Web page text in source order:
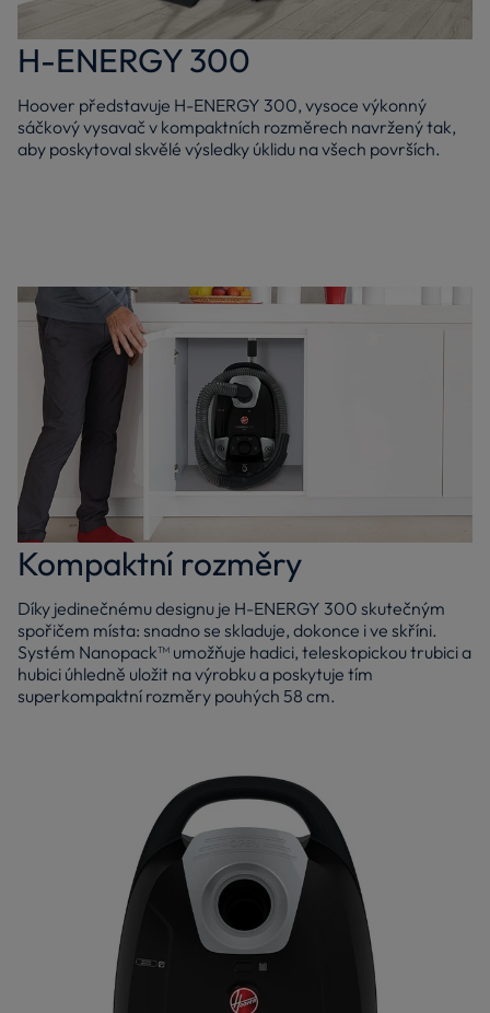
H-ENERGY 300
Hoover představuje H-ENERGY 300, vysoce výkonný
sáčkový vysavač v kompaktních rozměrech navržený tak,
aby poskytoval skvělé výsledky úklidu na všech površích.
Kompaktní rozměry
Díky jedinečnému designu je H-ENERGY 300 skutečným
spořičem místa: snadno se skladuje, dokonce i ve skříni.
Systém Nanopack™ umožňuje hadici, teleskopickou trubici a
hubici úhledně uložit na výrobku a poskytuje tím
superkompaktní rozměry pouhých 58 cm.